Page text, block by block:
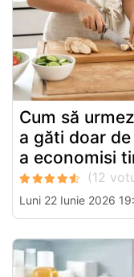
Cum să
a găti doar
a economisi
Luni 22 Iunie 2026